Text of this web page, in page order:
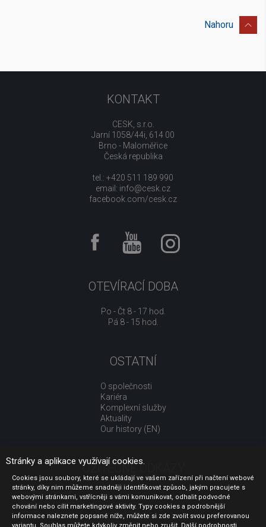
Nahoru
KONTAKT
CESK, s.r.o.
Jarní 1058/44i, 614 00
Brno - Maloměřice
Česká republika
tel.: +420 511 189 990
email: info@cesk.cz
facebook.com/cesk.cz
OTEVÍRACÍ DOBA
Po - Čt 8 - 17 hod.
Pá 8 - 15 hod.
OSTATNÍ
O společnosti
Kariéra
Komplexní služby
Aktuality
Our history (EN)
UŽITEČNÉ ODKAZY
Jak nakupovat
Obchodní podmínky
GDPR - ochrana osobních údajů
Stránky a aplikace využívají cookies.
Cookies jsou soubory, které se ukládají ve vašem zařízení při načtení webové
stránky, díky nim můžeme snadněji identifikovat způsob, jakým pracujete s
webovými stránkami, vstřícněji s vámi komunikovat, odhalit podvodné
chování nebo cílit marketingové aktivity. Typy cookies a podrobnější
informace naleznete popsané níže, můžete si zde zvolit svou preferovanou